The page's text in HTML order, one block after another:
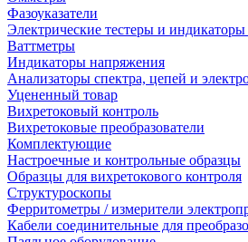
Фазоуказатели
Электрические тестеры и индикаторы
Ваттметры
Индикаторы напряжения
Анализаторы спектра, цепей и
Уцененный товар
Вихретоковый контроль
Вихретоковые преобразователи
Комплектующие
Настроечные и контрольные образцы
Образцы для вихретокового контроля
Структуроскопы
Ферритометры / измерители
Кабели соединительные для